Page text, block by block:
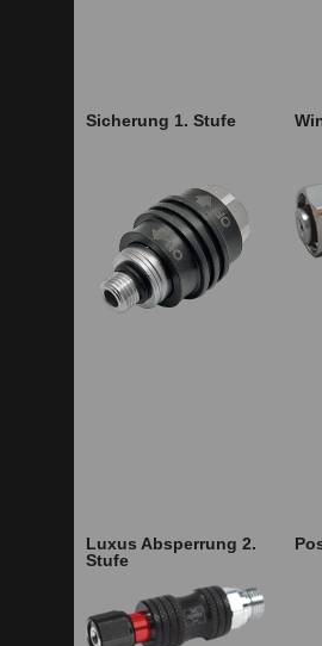
Sicherung 1. Stufe
Luxus Absperrung 2.
Stufe